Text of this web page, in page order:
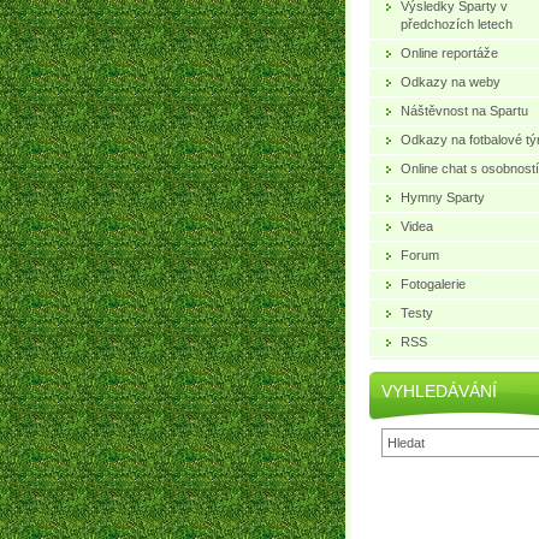
Výsledky Sparty v
předchozích letech
Online reportáže
Odkazy na weby
Náštěvnost na Spartu
Odkazy na fotbalové
Online chat s osobností
Hymny Sparty
Videa
Forum
Fotogalerie
Testy
RSS
VYHLEDÁVÁNÍ